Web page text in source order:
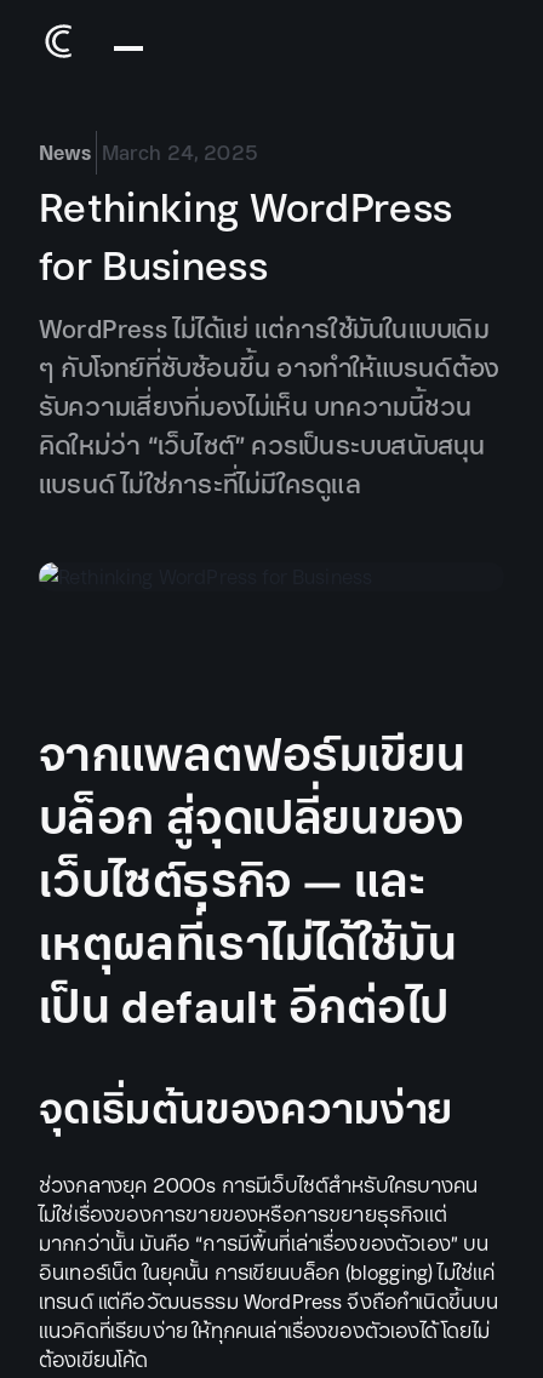
News March 24, 2025
Rethinking WordPress
for Business
WordPress ไม่ได้แย่ แต่การใช้มันในแบบเดิม
ๆ กับโจทย์ที่ซับซ้อนขึ้น อาจทำให้แบรนด์ต้อง
รับความเสี่ยงที่มองไม่เห็น บทความนี้ชวน
คิดใหม่ว่า “เว็บไซต์” ควรเป็นระบบสนับสนุน
แบรนด์ ไม่ใช่ภาระที่ไม่มีใครดูแล
จากแพลตฟอร์มเขียน
บล็อก สู่จุดเปลี่ยนของ
เว็บไซต์ธุรกิจ — และ
เหตุผลที่เราไม่ได้ใช้มัน
เป็น default อีกต่อไป
จุดเริ่มต้นของความง่าย
ช่วงกลางยุค 2000s การมีเว็บไซต์สำหรับใครบางคน
ไม่ใช่เรื่องของการขายของหรือการขยายธุรกิจแต่
มากกว่านั้น มันคือ “การมีพื้นที่เล่าเรื่องของตัวเอง” บน
อินเทอร์เน็ต ในยุคนั้น การเขียนบล็อก (blogging) ไม่ใช่แค่
เทรนด์ แต่คือวัฒนธรรม WordPress จึงถือกำเนิดขึ้นบน
แนวคิดที่เรียบง่าย ให้ทุกคนเล่าเรื่องของตัวเองได้ โดยไม่
ต้องเขียนโค้ด